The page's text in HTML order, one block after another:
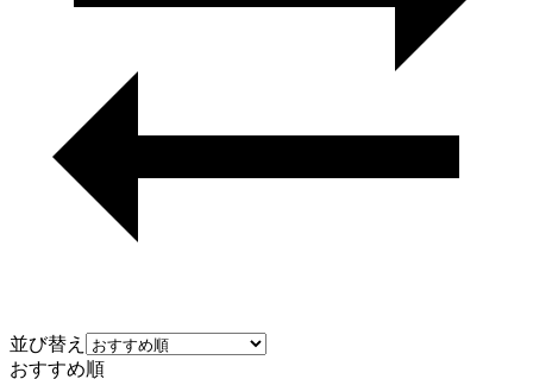
並び替え
おすすめ順